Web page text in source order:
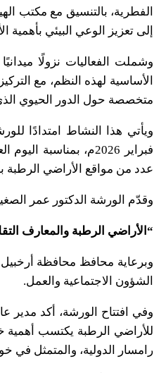
الفطرية، بالتنسيق مع مكتب
إلى تعزيز الوعي البيئي
وشملت الفعاليات نزولًا
الأساسية لهذه النظم، مع
متخصصة حول الدور الحيوي
فبراير 2026م،
عدد من مواقع الأراضي
وقدّم الورشة الدكتور عمر
“الأراضي الرطبة والمعارف
وبرعاية محافظ محافظة
الشؤون الاجتماعية والعمل.
وفي افتتاح الورشة، أكد مدير
للأراضي الرطبة يكتسب
رامسار الدولية، والمتمثل في